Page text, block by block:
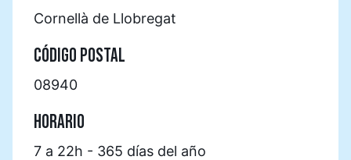
Cornellà de Llobregat
CÓDIGO POSTAL
08940
HORARIO
7 a 22h - 365 días del año